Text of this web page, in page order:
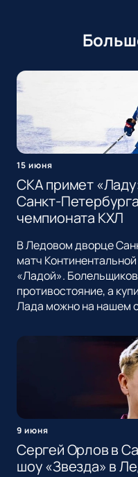
15 июня
СКА примет
Санкт-
чемпионата КХЛ
В Ледовом дворце
матч
«Ладой».
противостояние, а
Лада можно на нашем
9 июня
Сергей Орлов в
шоу «Звезда» в